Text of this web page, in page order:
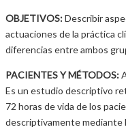
OBJETIVOS:Describir
actuaciones de la práctica
diferencias entre ambos
PACIENTES Y MÉTODOS:
Es un estudio descriptivo
72 horas de vida de los
descriptivamente mediante